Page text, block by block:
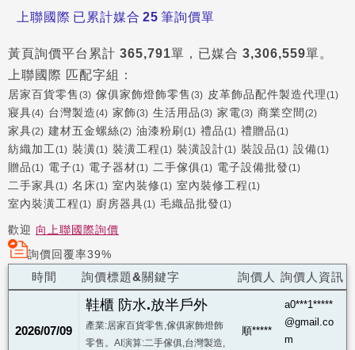
上聯國際 已累計媒合 25 筆詢價單
黃頁詢價平台累計 365,791單，已媒合 3,306,559單。
上聯國際 匹配字組：
居家百貨零售 (3) 傢俱家飾燈飾零售 (3) 皮革飾品配件製造代理(1)
寢具(4) 台灣製造(4) 家飾(3) 生活用品(3) 家電(3) 商業空間 (2)
家具(2) 建材五金螺絲(2) 油漆粉刷 (1) 禮品(1) 禮贈品(1)
紡織加工(1) 裝潢(1) 裝潢工程(1) 裝潢設計(1) 裝設品(1) 設備(1)
贈品(1) 電子(1) 電子器材(1) 二手傢俱(1) 電子設備批發(1)
二手家具(1) 名床(1) 室內裝修(1) 室內裝修工程(1)
室內裝潢工程(1) 廚房器具(1) 毛織品批發(1)
歡迎 向上聯國際詢價
詢價回覆率39%
時間 詢價標題&關鍵字 詢價人 詢價人資訊
2026/07/09
鞋櫃 防水.放半戶外
產業:居家百貨零售,傢俱家飾燈飾
零售。AI演算:二手傢俱,台灣製造,
順*****
a0***1*****
@gmail.co
m